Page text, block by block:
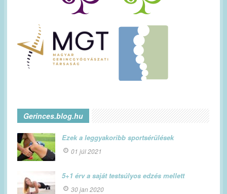
Gerinces.blog.hu
Ezek a leggyakoribb sportsérülések
01 júl 2021
5+1 érv a saját testsúlyos edzés mellett
30 jan 2020